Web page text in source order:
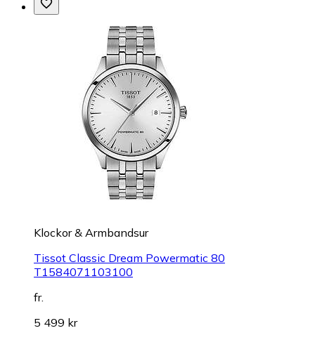
Klockor & Armbandsur
Tissot Classic Dream Powermatic 80
T1584071103100
fr.
5 499 kr